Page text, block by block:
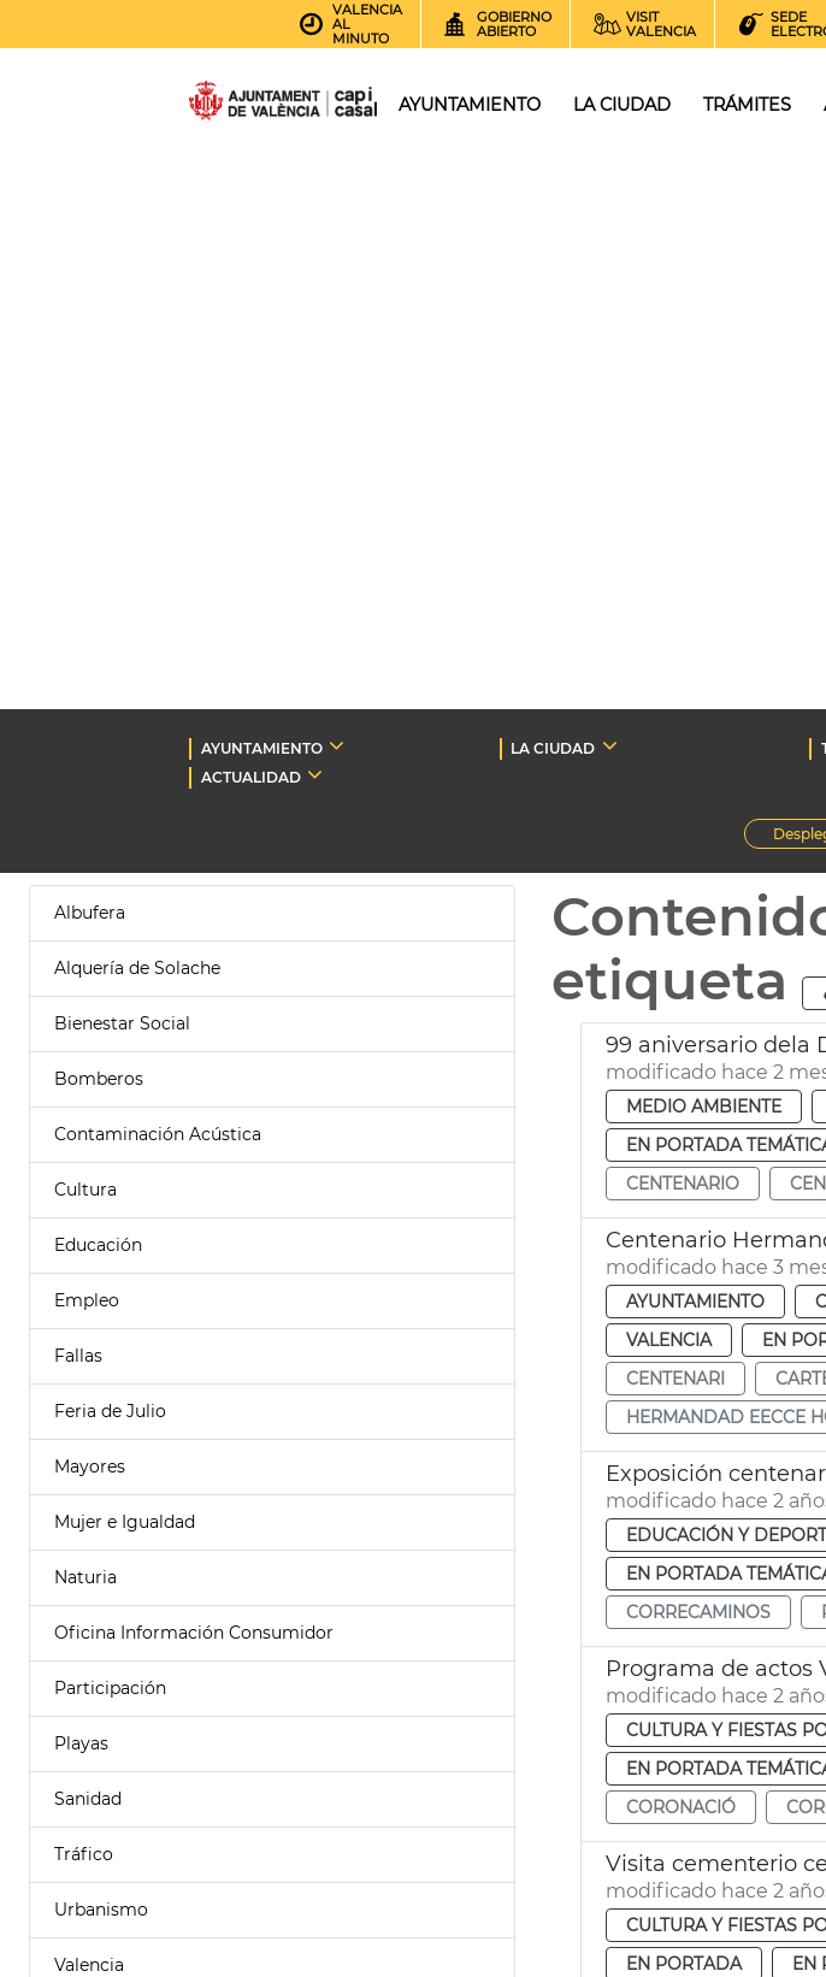
VALENCIA
AL
MINUTO
GOBIERNO
ABIERTO
VISIT
VALENCIA
SEDE
AYUNTAMIENTO LA CIUDAD TRÁMITES
AYUNTAMIENTO LA CIUDAD
ACTUALIDAD
Albufera
Alquería de Solache
Bienestar Social
Bomberos
Contaminación Acústica
Cultura
Educación
Empleo
Fallas
Feria de Julio
Mayores
Mujer e Igualdad
Naturia
Oficina Información Consumidor
Participación
Playas
Sanidad
Tráfico
Urbanismo
Valencia
etiqueta
99 aniversario dela
modificado hace 2
MEDIO AMBIENTE
EN PORTADA
CENTENARIO
Centenario
modificado hace 3
AYUNTAMIENTO
VALENCIA
EN
CENTENARI
HERMANDAD EECCE
Exposición
modificado hace 2
EDUCACIÓN Y
EN PORTADA
CORRECAMINOS
Programa de actos
modificado hace 2
CULTURA Y FIESTAS
EN PORTADA
CORONACIÓ
Visita cementerio
modificado hace 2
CULTURA Y FIESTAS
EN PORTADA
EN